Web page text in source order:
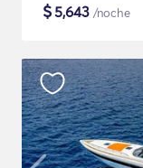
$5,643 /noche